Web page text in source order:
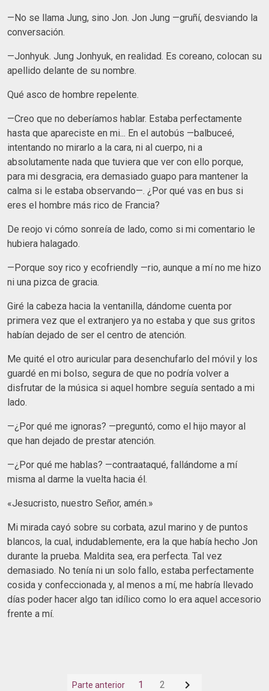
—No se llama Jung, sino Jon. Jon Jung —gruñí, desviando la
conversación.
—Jonhyuk. Jung Jonhyuk, en realidad. Es coreano, colocan su
apellido delante de su nombre.
Qué asco de hombre repelente.
—Creo que no deberíamos hablar. Estaba perfectamente
hasta que apareciste en mi... En el autobús —balbuceé,
intentando no mirarlo a la cara, ni al cuerpo, ni a
absolutamente nada que tuviera que ver con ello porque,
para mi desgracia, era demasiado guapo para mantener la
calma si le estaba observando—. ¿Por qué vas en bus si
eres el hombre más rico de Francia?
De reojo vi cómo sonreía de lado, como si mi comentario le
hubiera halagado.
—Porque soy rico y ecofriendly —rio, aunque a mí no me hizo
ni una pizca de gracia.
Giré la cabeza hacia la ventanilla, dándome cuenta por
primera vez que el extranjero ya no estaba y que sus gritos
habían dejado de ser el centro de atención.
Me quité el otro auricular para desenchufarlo del móvil y los
guardé en mi bolso, segura de que no podría volver a
disfrutar de la música si aquel hombre seguía sentado a mi
lado.
—¿Por qué me ignoras? —preguntó, como el hijo mayor al
que han dejado de prestar atención.
—¿Por qué me hablas? —contraataqué, fallándome a mí
misma al darme la vuelta hacia él.
«Jesucristo, nuestro Señor, amén.»
Mi mirada cayó sobre su corbata, azul marino y de puntos
blancos, la cual, indudablemente, era la que había hecho Jon
durante la prueba. Maldita sea, era perfecta. Tal vez
demasiado. No tenía ni un solo fallo, estaba perfectamente
cosida y confeccionada y, al menos a mí, me habría llevado
días poder hacer algo tan idílico como lo era aquel accesorio
frente a mí.
Parte anterior 1 2 